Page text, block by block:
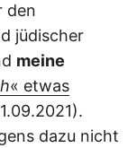
den
jüdischer
meine
« etwas
dazu nicht